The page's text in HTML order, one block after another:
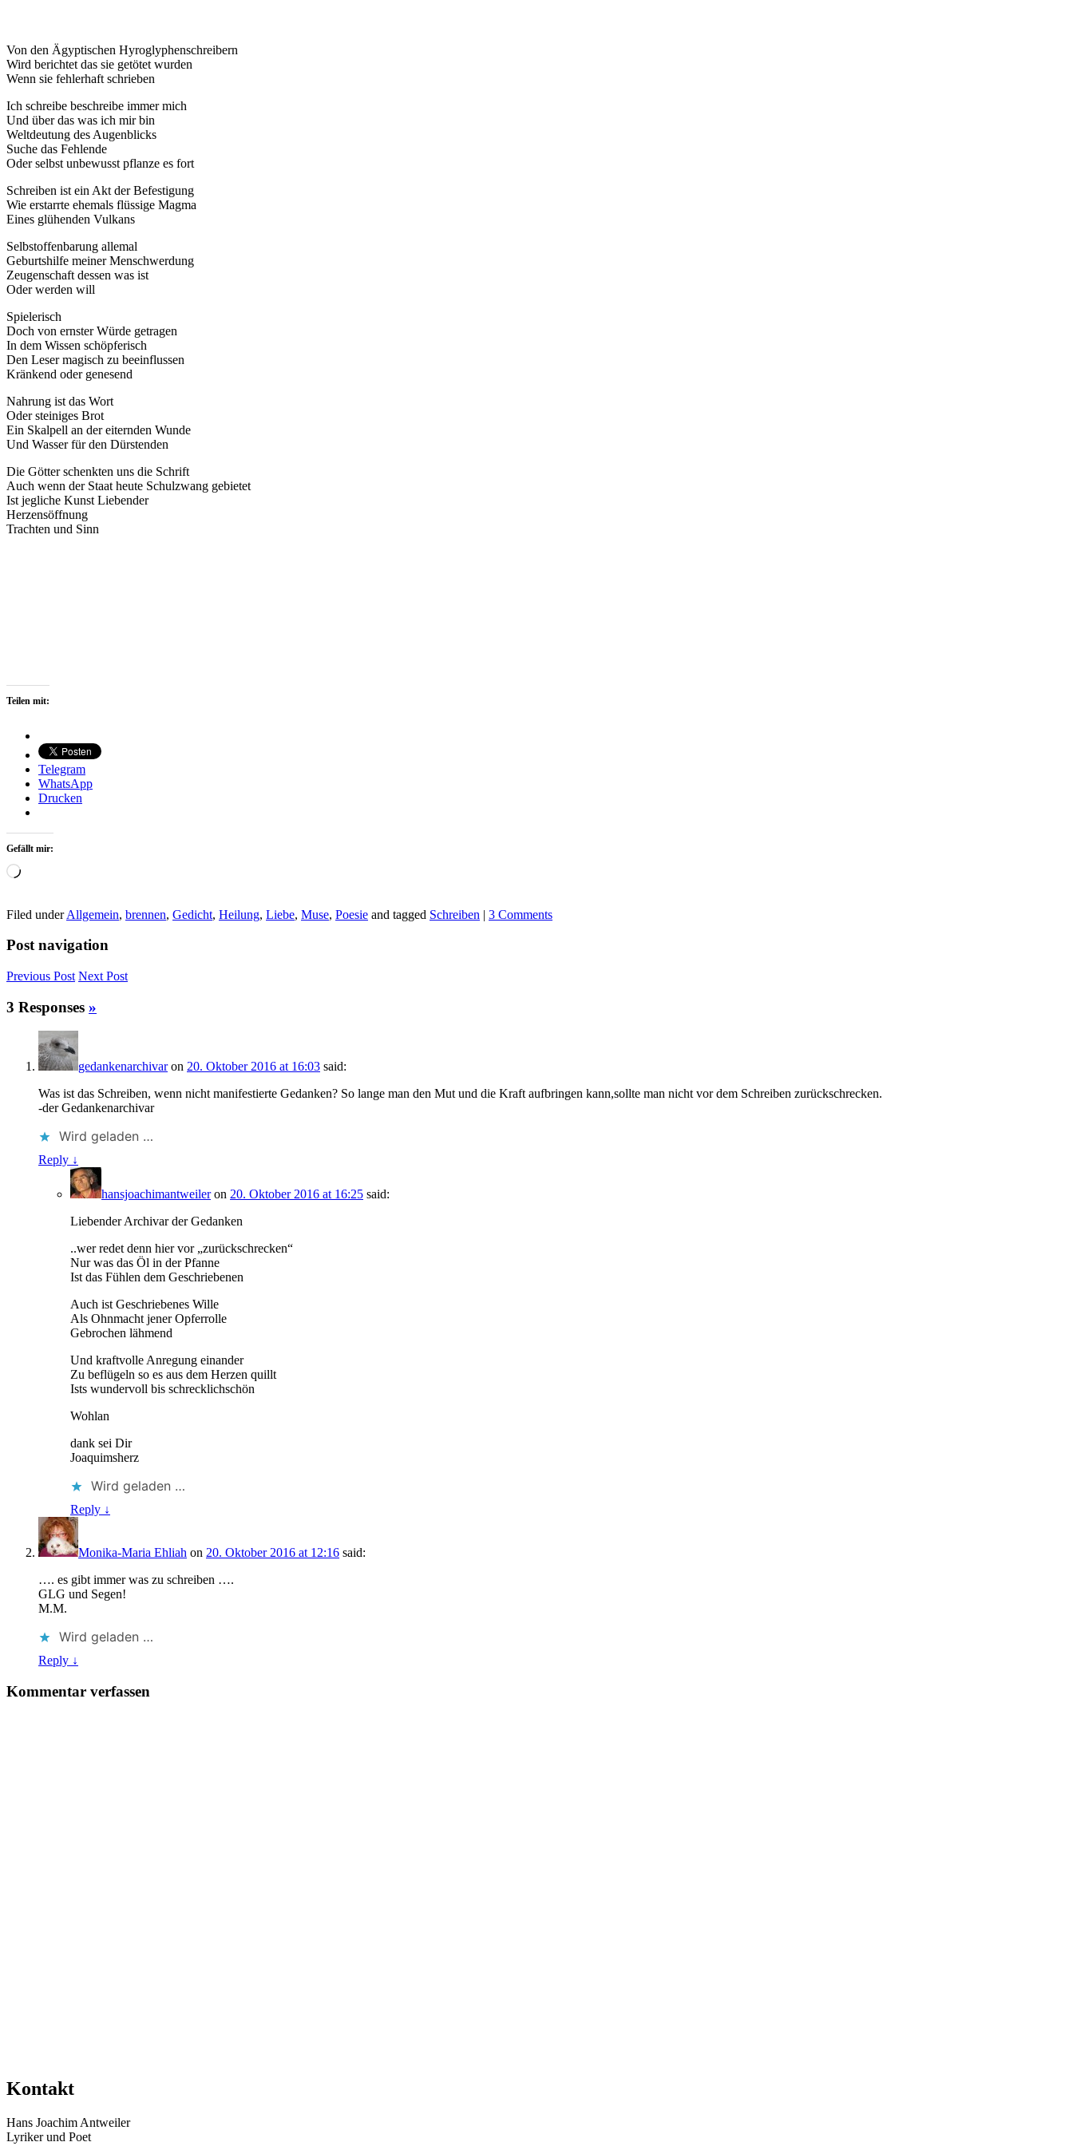
Von den Ägyptischen Hyroglyphenschreibern
Wird berichtet das sie getötet wurden
Wenn sie fehlerhaft schrieben
Ich schreibe beschreibe immer mich
Und über das was ich mir bin
Weltdeutung des Augenblicks
Suche das Fehlende
Oder selbst unbewusst pflanze es fort
Schreiben ist ein Akt der Befestigung
Wie erstarrte ehemals flüssige Magma
Eines glühenden Vulkans
Selbstoffenbarung allemal
Geburtshilfe meiner Menschwerdung
Zeugenschaft dessen was ist
Oder werden will
Spielerisch
Doch von ernster Würde getragen
In dem Wissen schöpferisch
Den Leser magisch zu beeinflussen
Kränkend oder genesend
Nahrung ist das Wort
Oder steiniges Brot
Ein Skalpell an der eiternden Wunde
Und Wasser für den Dürstenden
Die Götter schenkten uns die Schrift
Auch wenn der Staat heute Schulzwang gebietet
Ist jegliche Kunst Liebender
Herzensöffnung
Trachten und Sinn
Teilen mit:
Telegram
WhatsApp
Drucken
Gefällt mir:
Wird
Filed underAllgemein, brennen, Gedicht, Heilung, Liebe, Muse, Poesie and tagged Schreiben | 3 Comments
Post navigation
Previous Post Next Post
3 Responses »
gedankenarchivaron 20. Oktober 2016 at 16:03 said:
Was ist das Schreiben, wenn nicht manifestierte Gedanken? So lange man den Mut und die Kraft aufbringen kann,sollte man nicht vor dem Schreiben zurückschrecken.
-der Gedankenarchivar
Wird geladen …
Reply ↓
hansjoachimantweileron 20. Oktober 2016 at 16:25 said:
Liebender Archivar der Gedanken
..wer redet denn hier vor „zurückschrecken“
Nur was das Öl in der Pfanne
Ist das Fühlen dem Geschriebenen
Auch ist Geschriebenes Wille
Als Ohnmacht jener Opferrolle
Gebrochen lähmend
Und kraftvolle Anregung einander
Zu beflügeln so es aus dem Herzen quillt
Ists wundervoll bis schrecklichschön
Wohlan
dank sei Dir
Joaquimsherz
Wird geladen …
Reply ↓
Monika-Maria Ehliah on 20. Oktober 2016 at 12:16 said:
…. es gibt immer was zu schreiben ….
GLG und Segen!
M.M.
Wird geladen …
Reply ↓
Kommentar verfassen
Kontakt
Hans Joachim Antweiler
Lyriker und Poet